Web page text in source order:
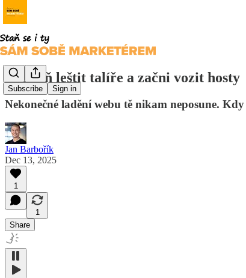
Subscribe Sign in
Přestaň leštit talíře a začni vozit hosty
Nekonečné ladění webu tě nikam neposune.
Jan Barbořík
Dec 13, 2025
1
1
Share